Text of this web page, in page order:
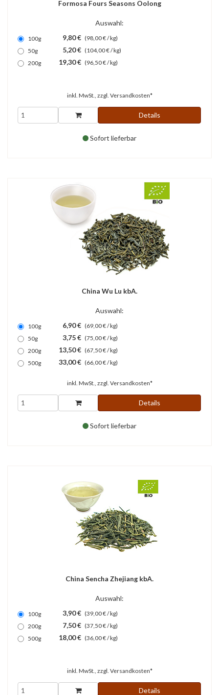
Formosa Fours Seasons Oolong
Auswahl:
100g 9,80 € (98,00 € / kg)
50g
5,20 € (104,00 € / kg)
200g
19,30 € (96,50 € / kg)
inkl. MwSt., zzgl. Versandkosten*
Details
Sofort lieferbar
China Wu Lu kbA.
Auswahl:
100g 6,90 € (69,00 € / kg)
50g
3,75 € (75,00 € / kg)
200g
13,50 € (67,50 € / kg)
500g
33,00 € (66,00 € / kg)
inkl. MwSt., zzgl. Versandkosten*
Details
Sofort lieferbar
China Sencha Zhejiang kbA.
Auswahl:
100g 3,90 € (39,00 € / kg)
200g
7,50 € (37,50 € / kg)
500g
18,00 € (36,00 € / kg)
inkl. MwSt., zzgl. Versandkosten*
Details